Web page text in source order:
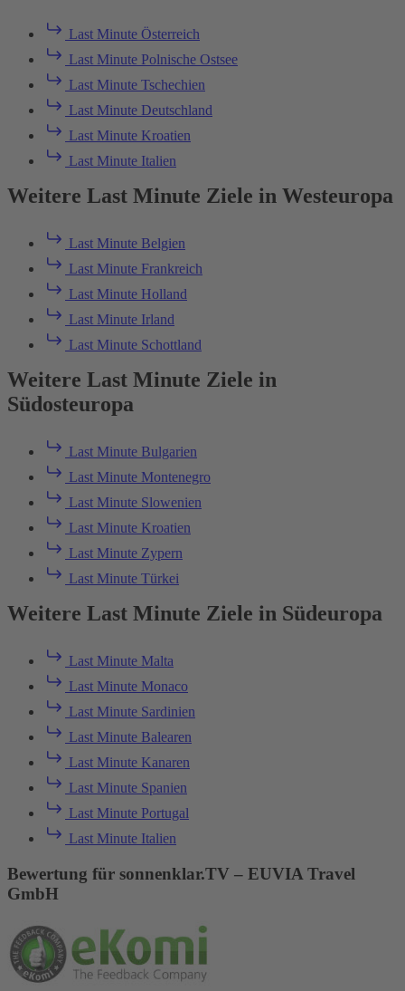
Last Minute Österreich
Last Minute Polnische Ostsee
Last Minute Tschechien
Last Minute Deutschland
Last Minute Kroatien
Last Minute Italien
Weitere Last Minute Ziele in Westeuropa
Last Minute Belgien
Last Minute Frankreich
Last Minute Holland
Last Minute Irland
Last Minute Schottland
Weitere Last Minute Ziele in
Südosteuropa
Last Minute Bulgarien
Last Minute Montenegro
Last Minute Slowenien
Last Minute Kroatien
Last Minute Zypern
Last Minute Türkei
Weitere Last Minute Ziele in Südeuropa
Last Minute Malta
Last Minute Monaco
Last Minute Sardinien
Last Minute Balearen
Last Minute Kanaren
Last Minute Spanien
Last Minute Portugal
Last Minute Italien
Bewertung für sonnenklar.TV – EUVIA Travel
GmbH